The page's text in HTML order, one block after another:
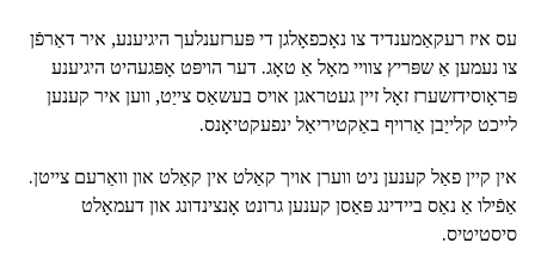
עס איז רעקאַמענדיד צו נאָכפאָלגן די פּערזענלעך היגיענע, איר דאַרפֿן
צו נעמען אַ שפּריץ צוויי מאָל אַ טאָג. דער הויפּט אָפּגעהיט היגיענע
פּראָוסידזשערז זאָל זיין געטראגן אויס בעשאַס צייַט, ווען איר קענען
לייכט קלייַבן אַרויף באַקטיריאַל ינפעקטיאָנס.
אין קיין פאַל קענען ניט ווערן אויך קאַלט אין קאַלט און וואַרעם צייטן.
אַפֿילו אַ נאַס ביידינג פּאַסן קענען גרונט אָנצינדונג און דעמאָלט
סיסטיטיס.